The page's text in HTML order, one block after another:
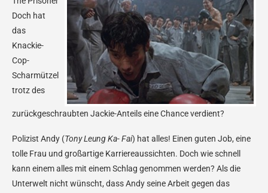
Doch hat
das
Knackie-
Cop-
Scharmützel
trotz des
zurückgeschraubten Jackie-Anteils eine Chance verdient?
Polizist Andy (Tony Leung Ka- Fai) hat alles! Einen guten Job, eine
tolle Frau und großartige Karriereaussichten. Doch wie schnell
kann einem alles mit einem Schlag genommen werden? Als die
Unterwelt nicht wünscht, dass Andy seine Arbeit gegen das